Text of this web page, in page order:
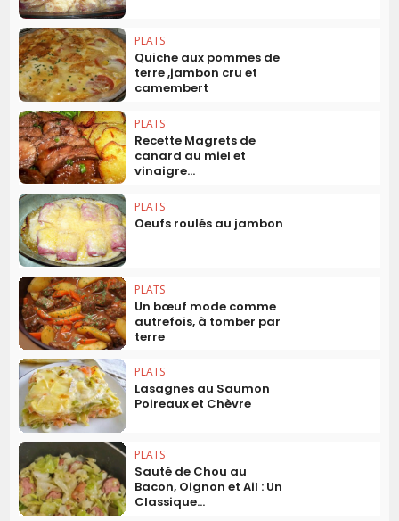
PLATS
Quiche aux pommes de
terre ,jambon cru et
camembert
PLATS
Recette Magrets de
canard au miel et
vinaigre...
PLATS
Oeufs roulés au jambon
PLATS
Un bœuf mode comme
autrefois, à tomber par
terre
PLATS
Lasagnes au Saumon
Poireaux et Chèvre
PLATS
Sauté de Chou au
Bacon, Oignon et Ail : Un
Classique...